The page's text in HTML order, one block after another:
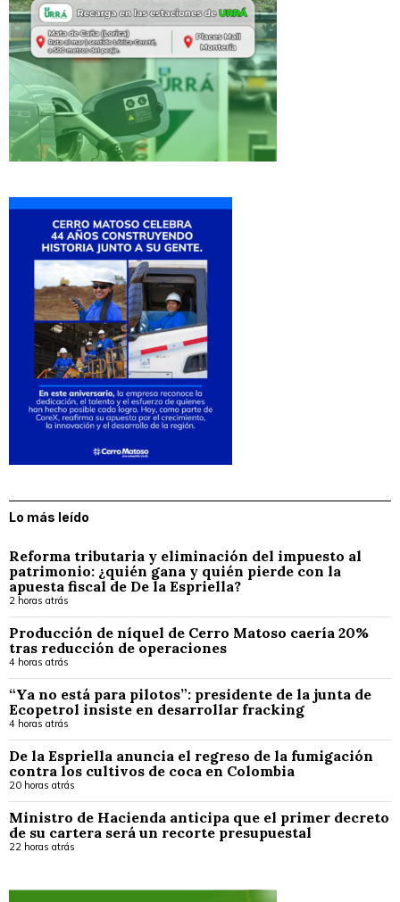
Lo más leído
Reforma tributaria y eliminación del impuesto al
patrimonio: ¿quién gana y quién pierde con la
apuesta fiscal de De la Espriella?
2 horas atrás
Producción de níquel de Cerro Matoso caería 20%
tras reducción de operaciones
4 horas atrás
“Ya no está para pilotos”: presidente de la junta de
Ecopetrol insiste en desarrollar fracking
4 horas atrás
De la Espriella anuncia el regreso de la fumigación
contra los cultivos de coca en Colombia
20 horas atrás
Ministro de Hacienda anticipa que el primer decreto
de su cartera será un recorte presupuestal
22 horas atrás